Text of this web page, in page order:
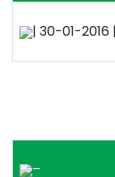
| 30-01-
–